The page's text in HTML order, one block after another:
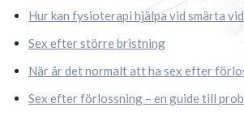
Hur kan fysioterapi hjälpa vid smärta
Sex efter större bristning
När är det normalt att ha sex efter
Sex efter förlossning – en guide till